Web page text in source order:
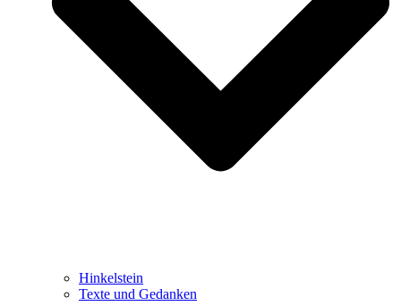
Hinkelstein
Texte und Gedanken